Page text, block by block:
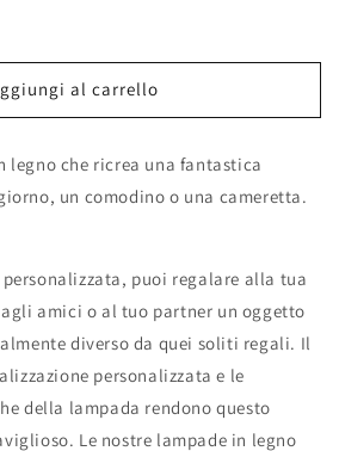
al carrello
legno che ricrea una fantastica
un comodino o una cameretta.
puoi regalare alla tua
amici o al tuo partner un oggetto
diverso da quei soliti regali. Il
personalizzata e le
della lampada rendono questo
Le nostre lampade in legno